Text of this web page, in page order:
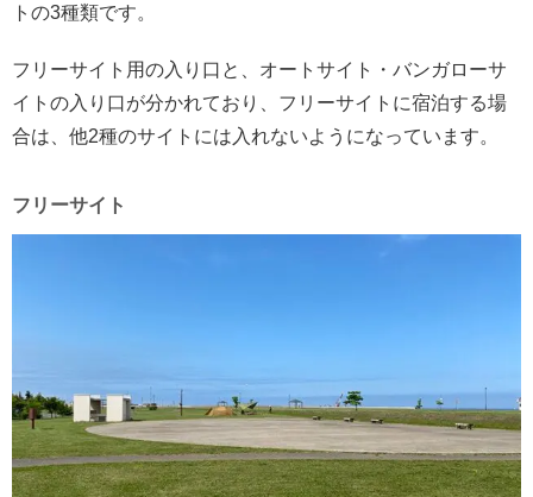
トの3種類です。
フリーサイト用の入り口と、オートサイト・バンガローサ
イトの入り口が分かれており、フリーサイトに宿泊する場
合は、他2種のサイトには入れないようになっています。
フリーサイト